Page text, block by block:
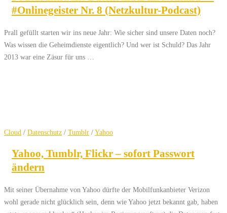
#Onlinegeister Nr. 8 (Netzkultur-Podcast)
Prall gefüllt starten wir ins neue Jahr: Wie sicher sind unsere Daten noch?
Was wissen die Geheimdienste eigentlich? Und wer ist Schuld? Das Jahr
2013 war eine Zäsur für uns …
Cloud / Datenschutz / Tumblr /Yahoo
Yahoo, Tumblr, Flickr – sofort Passwort
ändern
Mit seiner Übernahme von Yahoo dürfte der Mobilfunkanbieter Verizon
wohl gerade nicht glücklich sein, denn wie Yahoo jetzt bekannt gab, haben